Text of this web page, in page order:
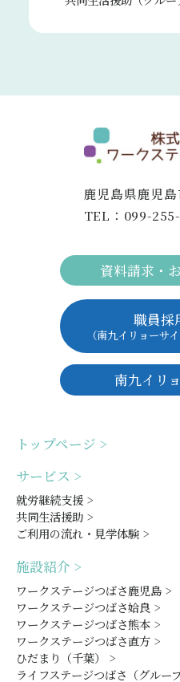
鹿児島県鹿児
TEL： 099-
資料請求・
職員採
（南九イリョーサ
南九イリ
トップページ >
サービス >
就労継続支援 >
共同生活援助 >
ご利用の流れ・見学体験 >
施設紹介 >
ワークステージつばさ鹿児島 >
ワークステージつばさ姶良 >
ワークステージつばさ熊本 >
ワークステージつばさ直方 >
ひだまり（千葉） >
ライフステージつばさ（グルー